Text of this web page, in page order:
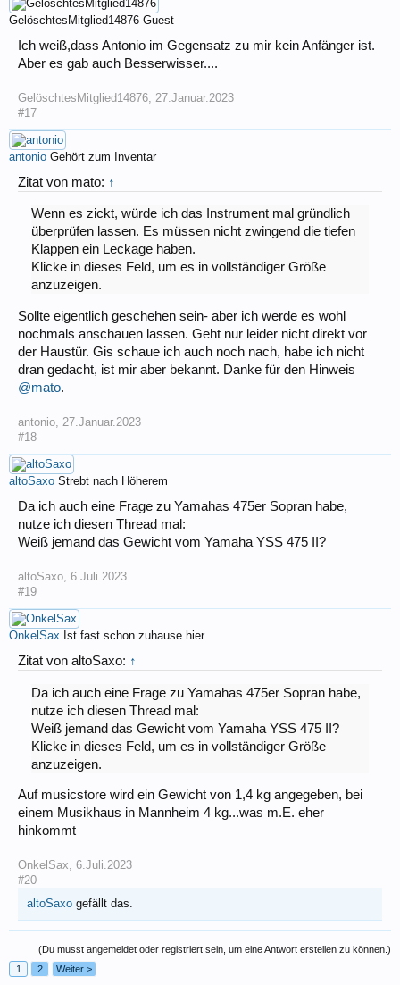
GelöschtesMitglied14876 Guest
Ich weiß,dass Antonio im Gegensatz zu mir kein Anfänger ist.
Aber es gab auch Besserwisser....
GelöschtesMitglied14876 27.Januar.2023
#17
antonio Gehört zum Inventar
Zitat von mato: ↑
Wenn es zickt, würde ich das Instrument mal gründlich
überprüfen lassen. Es müssen nicht zwingend die tiefen
Klappen ein Leckage haben.
Klicke in dieses Feld, um es in vollständiger Größe
anzuzeigen.
Sollte eigentlich geschehen sein- aber ich werde es wohl
nochmals anschauen lassen. Geht nur leider nicht direkt vor
der Haustür. Gis schaue ich auch noch nach, habe ich nicht
dran gedacht, ist mir aber bekannt. Danke für den Hinweis
@mato.
antonio, 27.Januar.2023
#18
altoSaxo Strebt nach Höherem
Da ich auch eine Frage zu Yamahas 475er Sopran habe,
nutze ich diesen Thread mal:
Weiß jemand das Gewicht vom Yamaha YSS 475 II?
altoSaxo, 6.Juli.2023
#19
OnkelSax Ist fast schon zuhause hier
Zitat von altoSaxo: ↑
Da ich auch eine Frage zu Yamahas 475er Sopran habe,
nutze ich diesen Thread mal:
Weiß jemand das Gewicht vom Yamaha YSS 475 II?
Klicke in dieses Feld, um es in vollständiger Größe
anzuzeigen.
Auf musicstore wird ein Gewicht von 1,4 kg angegeben, bei
einem Musikhaus in Mannheim 4 kg...was m.E. eher
hinkommt
OnkelSax, 6.Juli.2023
#20
altoSaxo gefällt das.
(Du musst angemeldet oder registriert sein, um eine Antwort erstellen zu können.)
1
2 Weiter >